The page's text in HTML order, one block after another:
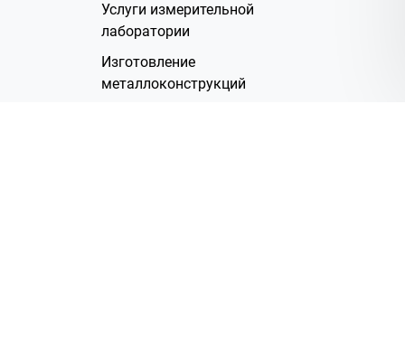
Услуги измерительной
лаборатории
Изготовление
металлоконструкций